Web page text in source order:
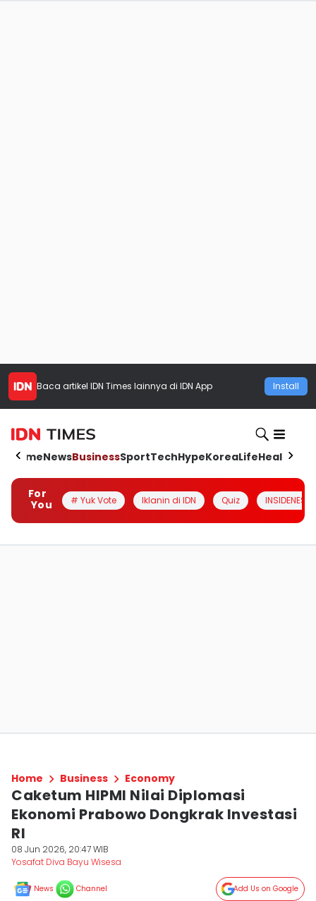
Baca artikel IDN Times lainnya di IDN App Install
HomeNewsBusinessSportTechHypeKoreaLifeHealth
For
You
# Yuk Vote Iklanin di IDN Quiz INSIDENESIA
Home Business Economy
Caketum HIPMI Nilai Diplomasi
Ekonomi Prabowo Dongkrak Investasi
RI
08 Jun 2026, 20:47 WIB
Yosafat Diva Bayu Wisesa
News Channel Add Us on Google